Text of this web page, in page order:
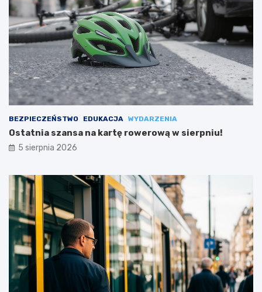
BEZPIECZEŃSTWO EDUKACJA WYDARZENIA
Ostatnia szansa na kartę rowerową w sierpniu!
5 sierpnia 2026